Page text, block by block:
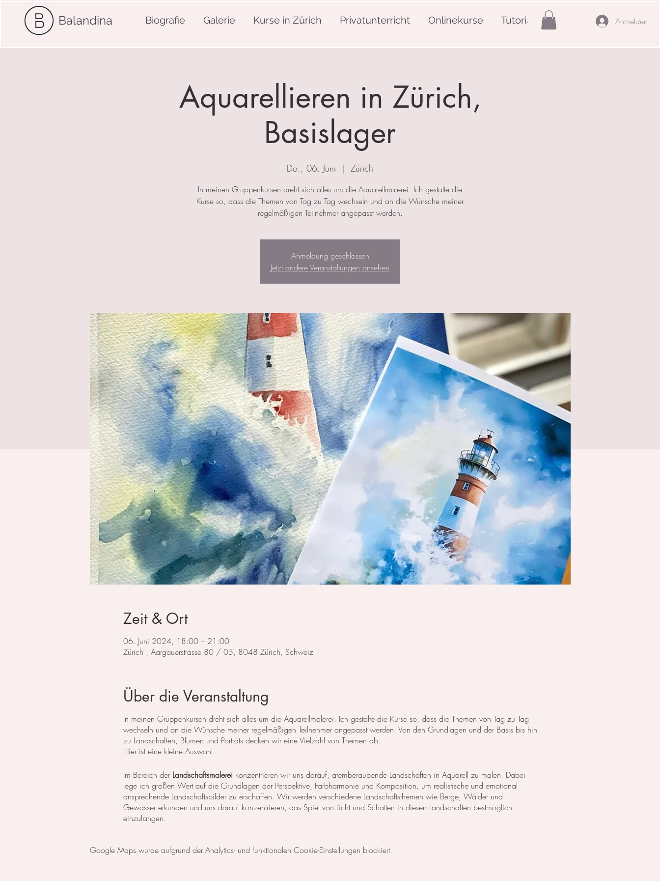
Balandina Biografie Galerie Kurse in Zürich Privatunterricht Onlinekurse Tutorials Anmelden
Aquarellieren in Zürich,
Basislager
Do., 06. Juni
  |
Zürich
In meinen Gruppenkursen dreht sich alles um die Aquarellmalerei. Ich gestalte die
Kurse so, dass die Themen von Tag zu Tag wechseln und an die Wünsche meiner
regelmäßigen Teilnehmer angepasst werden.
Anmeldung geschlossen
Jetzt andere Veranstaltungen ansehen
Zeit & Ort
06. Juni 2024, 18:00 – 21:00
Zürich , Aargauerstrasse 80 / 05, 8048 Zürich, Schweiz
Über die Veranstaltung
In meinen Gruppenkursen dreht sich alles um die Aquarellmalerei. Ich gestalte die Kurse so, dass die Themen von Tag zu Tag
wechseln und an die Wünsche meiner regelmäßigen Teilnehmer angepasst werden. Von den Grundlagen und der Basis bis hin
zu Landschaften, Blumen und Porträts decken wir eine Vielzahl von Themen ab.
Hier ist eine kleine Auswahl:
Im Bereich der Landschaftsmalereikonzentrieren wir uns darauf, atemberaubende Landschaften in Aquarell zu malen. Dabei
lege ich großen Wert auf die Grundlagen der Perspektive, Farbharmonie und Komposition, um realistische und emotional
ansprechende Landschaftsbilder zu erschaffen. Wir werden verschiedene Landschaftsthemen wie Berge, Wälder und
Gewässer erkunden und uns darauf konzentrieren, das Spiel von Licht und Schatten in diesen Landschaften bestmöglich
einzufangen.
erlernen die notwendigen Techniken, um die Details der Blüten und Blätter so realistisch wie möglich darzustellen. Außerdem
Google Maps wurde aufgrund der Analytics- und funktionalen Cookie-Einstellungen blockiert.